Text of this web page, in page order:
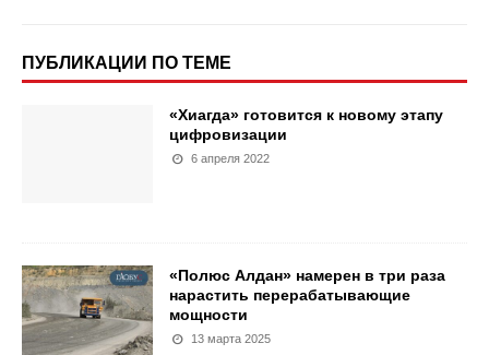
ПУБЛИКАЦИИ ПО ТЕМЕ
«Хиагда» готовится к новому этапу
цифровизации
6 апреля 2022
«Полюс Алдан» намерен в три раза
нарастить перерабатывающие
мощности
13 марта 2025